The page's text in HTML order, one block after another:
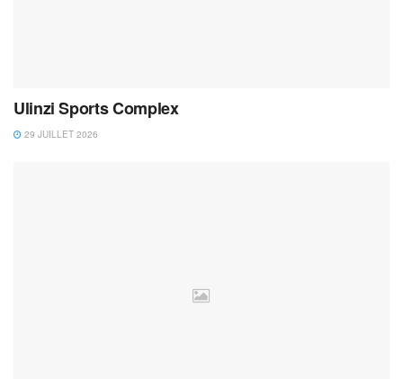
Ulinzi Sports Complex
29 JUILLET 2026